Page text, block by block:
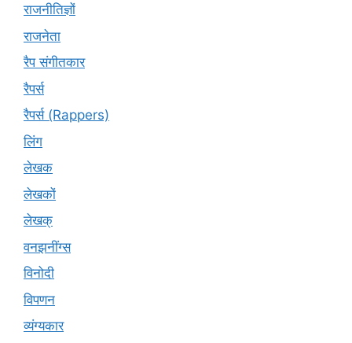
राजनीतिज्ञों
राजनेता
रैप संगीतकार
रैपर्स
रैपर्स (Rappers)
लिंग
लेखक
लेखकों
लेखक्
वनझनींग्स
विनोदी
विपणन
व्यंग्यकार